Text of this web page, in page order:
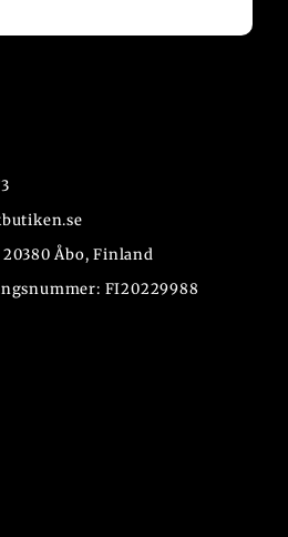
Åbo, Finland
FI20229988